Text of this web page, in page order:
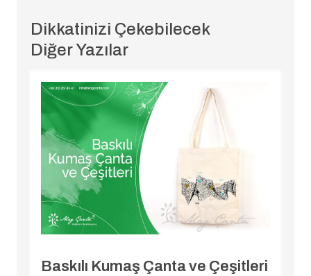
Dikkatinizi Çekebilecek
Diğer Yazılar
Baskılı Kumaş Çanta ve Çeşitleri